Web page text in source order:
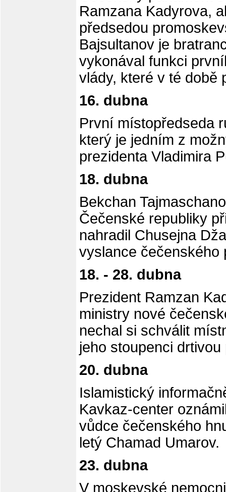
Ramzana Kadyrova,
předsedou
Bajsultanov je
vykonával funkci
vlády, které v té době
16. dubna
První místopředseda
který je jedním z
prezidenta Vladimira
18. dubna
Bekchan
Čečenské republiky
nahradil Chusejna
vyslance čečenského
18. - 28. dubna
Prezident Ramzan
ministry nové
nechal si schválit
jeho stoupenci drtivou
20. dubna
Islamistický
Kavkaz-center
vůdce čečenského
letý Chamad Umarov.
23. dubna
V moskevské